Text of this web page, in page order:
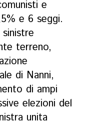
e
e 6 seggi.
terreno,
di Nanni,
di ampi
elezioni del
unita